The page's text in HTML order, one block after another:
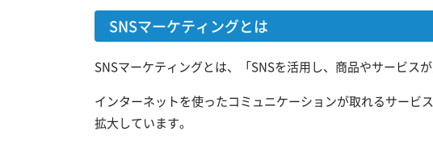
SNSマーケティングとは
SNSマーケティングとは、「SNSを活用し、商品やサービス
インターネットを使ったコミュニケーションが取れるサービ
拡大しています。